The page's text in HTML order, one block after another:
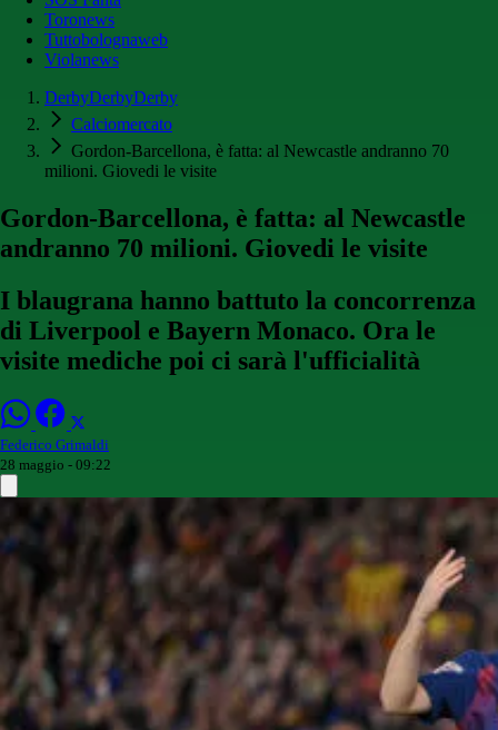
Toronews
Tuttobolognaweb
Violanews
DerbyDerbyDerby
Calciomercato
Gordon-Barcellona, è fatta: al Newcastle andranno 70
milioni. Giovedi le visite
Gordon-Barcellona, è fatta: al Newcastle
andranno 70 milioni. Giovedi le visite
I blaugrana hanno battuto la concorrenza
di Liverpool e Bayern Monaco. Ora le
visite mediche poi ci sarà l'ufficialità
Federico Grimaldi
28 maggio - 09:22